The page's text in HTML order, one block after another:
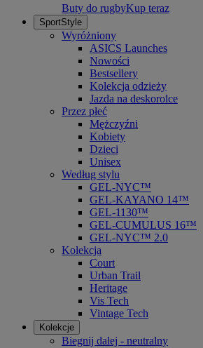
Buty do rugbyKup teraz
SportStyle
Wyróżniony
ASICS Launches
Nowości
Bestsellery
Kolekcja odzieży
Jazda na deskorolce
Przez płeć
Mężczyźni
Kobiety
Dzieci
Unisex
Według stylu
GEL-NYC™
GEL-KAYANO 14™
GEL-1130™
GEL-CUMULUS 16™
GEL-NYC™ 2.0
Kolekcja
Court
Urban Trail
Heritage
Vis Tech
Vintage Tech
Kolekcje
Biegnij dalej - neutralny